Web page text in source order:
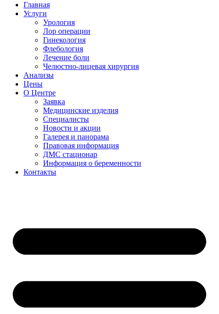
Главная
Услуги
Урология
Лор операции
Гинекология
Флебология
Лечение боли
Челюстно-лицевая хирургия
Анализы
Цены
О Центре
Заявка
Медицинские изделия
Специалисты
Новости и акции
Галерея и панорама
Правовая информация
ДМС стационар
Информация о беременности
Контакты